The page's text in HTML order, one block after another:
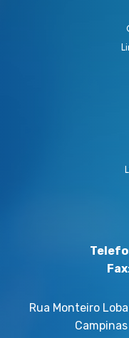
Fax
Rua Monteiro